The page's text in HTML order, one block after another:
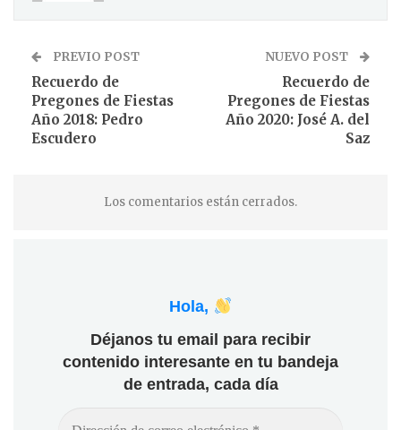
PREVIO POST
Recuerdo de
Pregones de Fiestas
Año 2018: Pedro
Escudero
NUEVO POST
Recuerdo de
Pregones de Fiestas
Año 2020: José A. del
Saz
Los comentarios están cerrados.
Hola,
Déjanos tu email para recibir
contenido interesante en tu bandeja
de entrada, cada día